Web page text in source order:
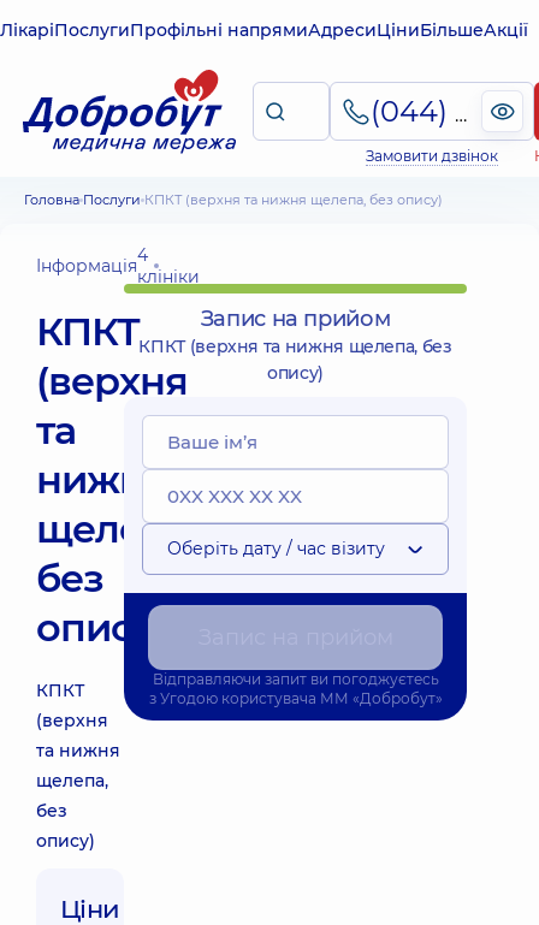
ЛікаріПослугиПрофільні напрямиАдресиЦіниБільшеАкції
(044) 495-2-888
Замовити дзвінок
Головна Послуги КПКТ (верхня та нижня щелепа, без опису)
Інформація4
клініки
КПКТ
(верхня
та
нижня
щелепа,
без
опису)
КПКТ
(верхня
та нижня
щелепа,
без
опису)
Ціни
Запис на прийом
КПКТ (верхня та нижня щелепа, без
опису)
Оберіть дату / час візиту
Відправляючи запит ви погоджуєтесь
з Угодою користувача ММ «Добробут»